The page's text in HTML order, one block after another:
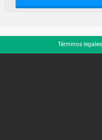
Términos